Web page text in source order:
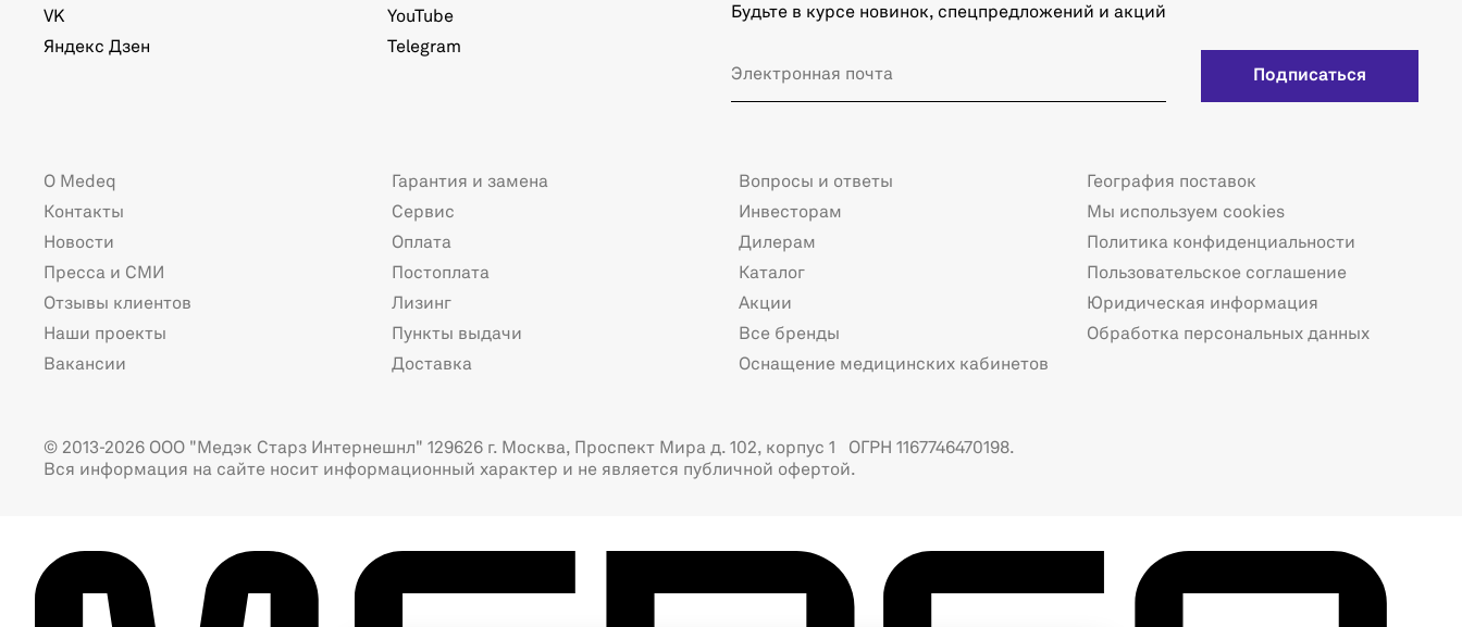
VK
Яндекс Дзен
YouTube
Telegram
Будьте в курсе новинок, спецпредложений и акций
Подписаться
О Medeq
Контакты
Новости
Пресса и СМИ
Отзывы клиентов
Наши проекты
Вакансии
Гарантия и замена
Сервис
Оплата
Постоплата
Лизинг
Пункты выдачи
Доставка
Вопросы и ответы
Инвесторам
Дилерам
Каталог
Акции
Все бренды
Оснащение медицинских кабинетов
География поставок
Мы используем cookies
Политика конфиденциальности
Пользовательское соглашение
Юридическая информация
Обработка персональных данных
© 2013-2026 ООО "Медэк Старз Интернешнл" 129626 г. Москва, Проспект Мира д. 102, корпус 1 ОГРН 1167746470198.
Вся информация на сайте носит информационный характер и не является публичной офертой.